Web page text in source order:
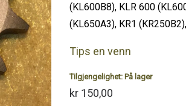
(KL600B8), KLR 600
(KL650A3), KR1
Tips en venn
Tilgjengelighet: På lager
kr 150,00